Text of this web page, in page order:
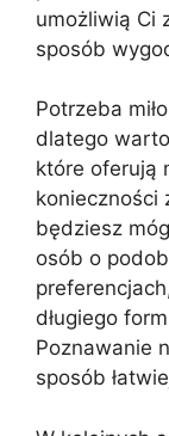
umożliwią Ci
sposób
Potrzeba
dlatego
które oferują
konieczności
będziesz
osób o
długiego
Poznawanie
sposób